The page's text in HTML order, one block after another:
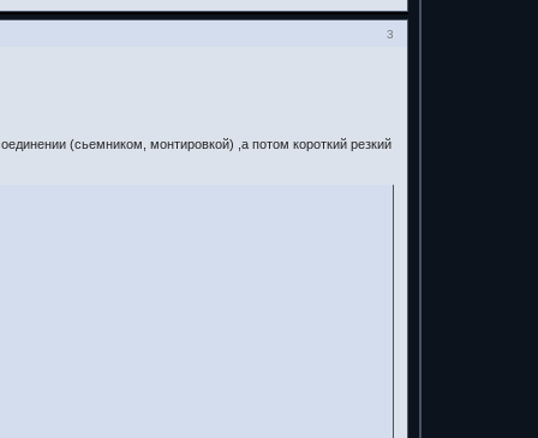
3
(сьемником, монтировкой) ,а потом короткий резкий